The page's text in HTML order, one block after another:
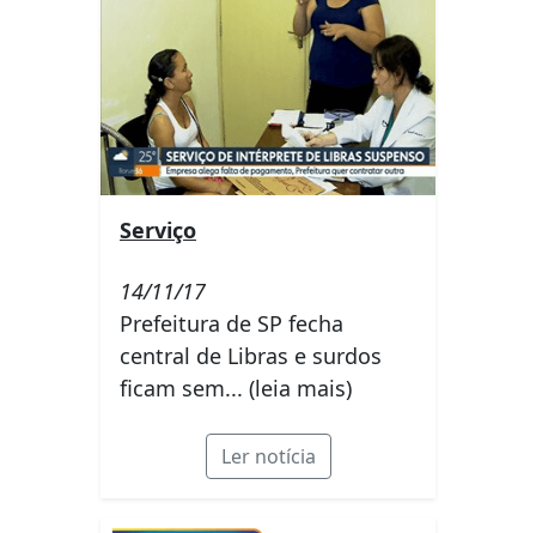
Serviço
14/11/17
Prefeitura de SP fecha
central de Libras e surdos
ficam sem... (leia mais)
Ler notícia